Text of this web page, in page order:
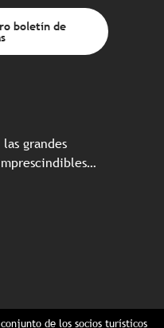
boletín de
grandes
de los socios turísticos